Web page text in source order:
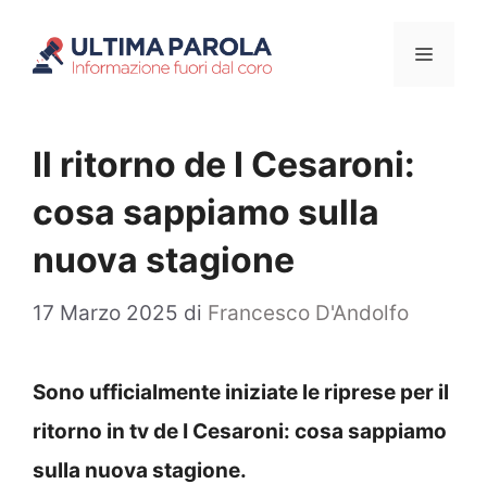
Menu
Il ritorno de I Cesaroni:
cosa sappiamo sulla
nuova stagione
17 Marzo 2025 di Francesco D'Andolfo
Sono ufficialmente iniziate le riprese per il
ritorno in tv de I Cesaroni: cosa sappiamo
sulla nuova stagione.